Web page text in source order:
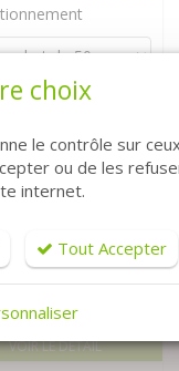
VOIR LE DÉTAIL
choix
le contrôle sur
ou de les
internet.
Tout Accepter